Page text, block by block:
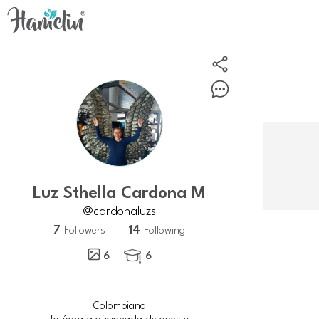
Luz Sthella Cardona M
@cardonaluzs
7 Followers 14 Following
6
 6
Colombiana